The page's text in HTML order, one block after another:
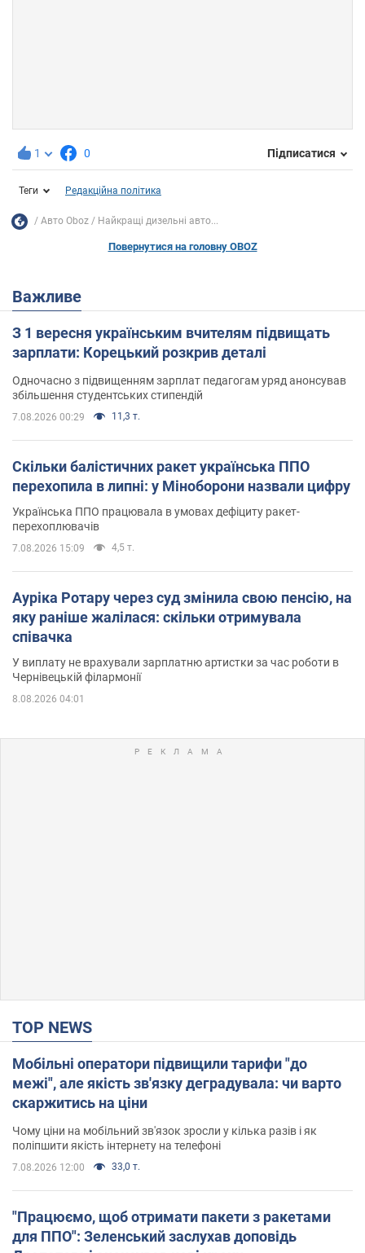
1 0 Підписатися
Теги Редакційна політика
Авто Oboz Найкращі дизельні авто...
Повернутися на головну OBOZ
Важливе
З 1 вересня українським вчителям підвищать
зарплати: Корецький розкрив деталі
Одночасно з підвищенням зарплат педагогам уряд анонсував
збільшення студентських стипендій
7.08.2026 00:29 11,3 т.
Скільки балістичних ракет українська ППО
перехопила в липні: у Міноборони назвали цифру
Українська ППО працювала в умовах дефіциту ракет-
перехоплювачів
7.08.2026 15:09 4,5 т.
Ауріка Ротару через суд змінила свою пенсію, на
яку раніше жалілася: скільки отримувала
співачка
У виплату не врахували зарплатню артистки за час роботи в
Чернівецькій філармонії
8.08.2026 04:01
TOP NEWS
Мобільні оператори підвищили тарифи "до
межі", але якість зв'язку деградувала: чи варто
скаржитись на ціни
Чому ціни на мобільний зв'язок зросли у кілька разів і як
поліпшити якість інтернету на телефоні
7.08.2026 12:00 33,0 т.
"Працюємо, щоб отримати пакети з ракетами
для ППО": Зеленський заслухав доповідь